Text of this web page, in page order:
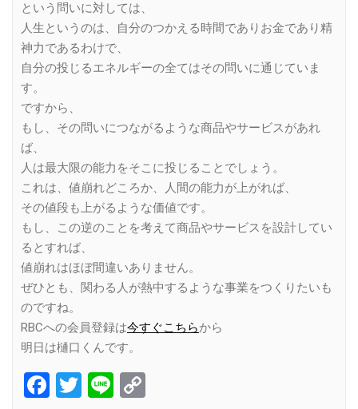
という問いに対しては、
人生というのは、自分のつかえる時間でありお金であり精
神力であるわけで、
自分の投じるエネルギーの全てはその問いに通じていま
す。
ですから、
もし、その問いにつながるような商品やサービスがあれ
ば、
人は最大限の能力をそこに投じることでしょう。
これは、値崩れどころか、人間の能力が上がれば、
その値段も上がるような価値です。
もし、この逆のことを考えて商品やサービスを設計してい
るとすれば、
値崩れはほぼ間違いありません。
ぜひとも、関わる人が熱中するような事業をつくりたいも
のですね。
RBCへの会員登録は今すぐこちらから
明日は樋口くんです。
Facebook
Twitter
Line